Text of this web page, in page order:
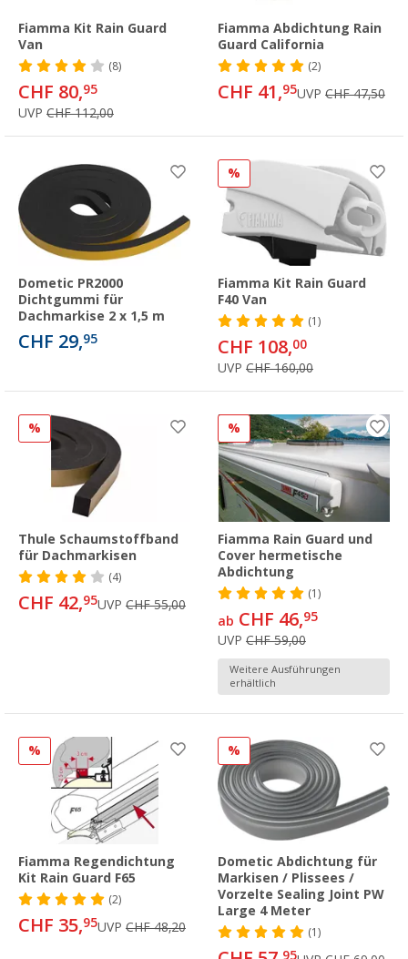
Fiamma Kit Rain Guard
Van
(8)
CHF 80,95
UVP CHF 112,00
Fiamma Abdichtung Rain
Guard California
(2)
CHF 41,95UVP CHF 47,50
Dometic PR2000
Dichtgummi für
Dachmarkise 2 x 1,5 m
CHF 29,95
%
Fiamma Kit Rain Guard
F40 Van
(1)
CHF 108,00
UVP CHF 160,00
%
Thule Schaumstoffband
für Dachmarkisen
(4)
CHF 42,95UVP CHF 55,00
%
Fiamma Rain Guard und
Cover hermetische
Abdichtung
(1)
ab CHF 46,95
UVP CHF 59,00
Weitere Ausführungen
erhältlich
%
Fiamma Regendichtung
Kit Rain Guard F65
(2)
CHF 35,95UVP CHF 48,20
%
Dometic Abdichtung für
Markisen / Plissees /
Vorzelte Sealing Joint PW
Large 4 Meter
(1)
95